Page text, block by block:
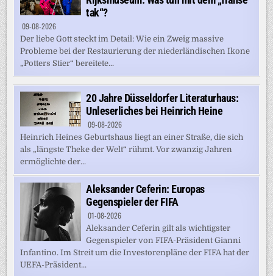
tak“?
09-08-2026
Der liebe Gott steckt im Detail: Wie ein Zweig massive
Probleme bei der Restaurierung der niederländischen Ikone
„Potters Stier“ bereitete...
20 Jahre Düsseldorfer Literaturhaus:
Unleserliches bei Heinrich Heine
09-08-2026
Heinrich Heines Geburtshaus liegt an einer Straße, die sich
als „längste Theke der Welt“ rühmt. Vor zwanzig Jahren
ermöglichte der...
Aleksander Ceferin: Europas
Gegenspieler der FIFA
01-08-2026
Aleksander Ceferin gilt als wichtigster
Gegenspieler von FIFA-Präsident Gianni
Infantino. Im Streit um die Investorenpläne der FIFA hat der
UEFA-Präsident...